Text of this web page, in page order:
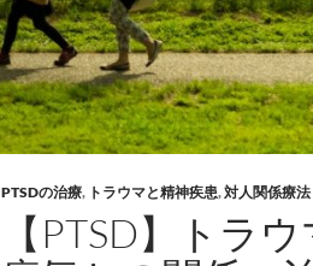
PTSDの治療, トラウマと精神疾患,対人関係療法
【PTSD】トラ